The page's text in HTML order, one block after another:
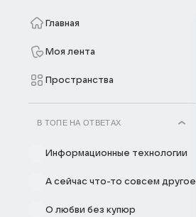
Главная
Моя лента
Пространства
В ТОПЕ НА ОТВЕТАХ
Информационные технологии
А сейчас что-то совсем другое
О любви без купюр